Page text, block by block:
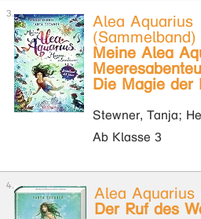
Alea Aquarius
(Sammelband)
Meine Alea
Die Magie der
Stewner, Tanja;
Ab Klasse 3
Alea Aquarius
Der Ruf des